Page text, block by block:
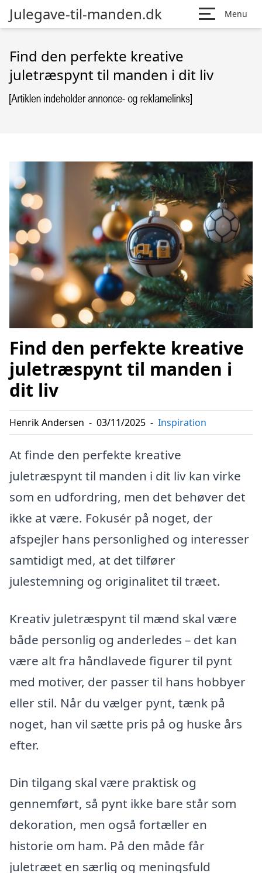
Julegave-til-manden.dk Menu
Find den perfekte kreative
juletræspynt til manden i dit liv
Find den perfekte kreative
juletræspynt til manden i
dit liv
Henrik Andersen - 03/11/2025 - Inspiration
At finde den perfekte kreative
juletræspynt til manden i dit liv kan virke
som en udfordring, men det behøver det
ikke at være. Fokusér på noget, der
afspejler hans personlighed og interesser
samtidigt med, at det tilfører
julestemning og originalitet til træet.
Kreativ juletræspynt til mænd skal være
både personlig og anderledes – det kan
være alt fra håndlavede figurer til pynt
med motiver, der passer til hans hobbyer
eller stil. Når du vælger pynt, tænk på
noget, han vil sætte pris på og huske års
efter.
Din tilgang skal være praktisk og
gennemført, så pynt ikke bare står som
dekoration, men også fortæller en
historie om ham. På den måde får
juletræet en særlig og meningsfuld